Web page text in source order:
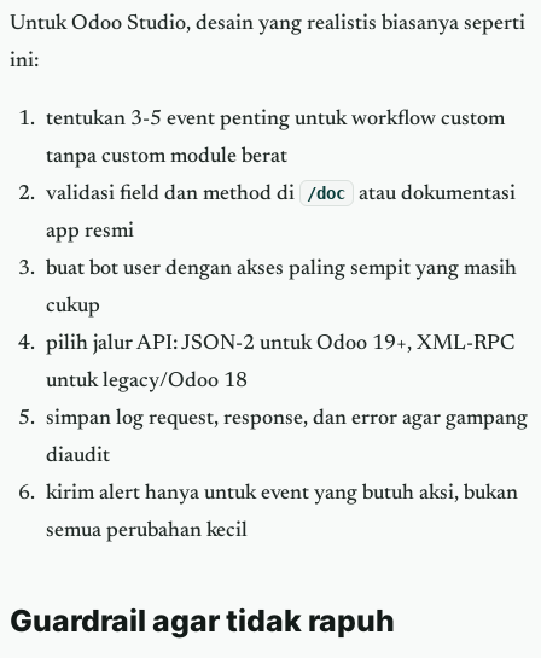
Untuk Odoo Studio, desain yang realistis biasanya seperti
ini:
tentukan 3-5 event penting untuk workflow custom
tanpa custom module berat
validasi field dan method di
/doc
atau dokumentasi
app resmi
buat bot user dengan akses paling sempit yang masih
cukup
pilih jalur API: JSON-2 untuk Odoo 19+, XML-RPC
untuk legacy/Odoo 18
simpan log request, response, dan error agar gampang
diaudit
kirim alert hanya untuk event yang butuh aksi, bukan
semua perubahan kecil
Guardrail agar tidak rapuh